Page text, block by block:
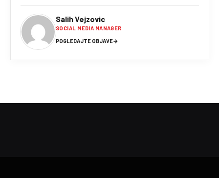
Salih Vejzovic
SOCIAL MEDIA MANAGER
POGLEDAJTE OBJAVE→